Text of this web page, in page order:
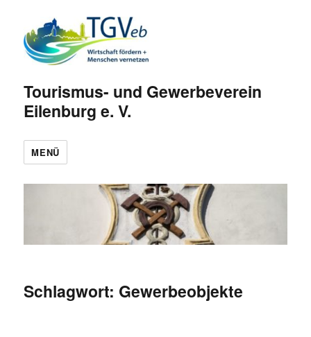
Tourismus- und Gewerbeverein
Eilenburg e. V.
MENÜ
Schlagwort: Gewerbeobjekte